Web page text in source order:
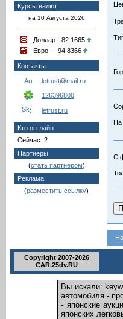
Курсы валют
на 10 Августа 2026
Доллар - 82.1665
Евро - 94.8366
Контакты
letrust@mail.ru
126396800
letrust.ru
Кто он-лайн
Сейчас: 2
Партнеры
(стать партнером)
Реклама
(разместить ссылку)
На
С
Copyright 2007-2026
CAR.25dv.RU
Вы искали:
автомобиля -
- японские
японских